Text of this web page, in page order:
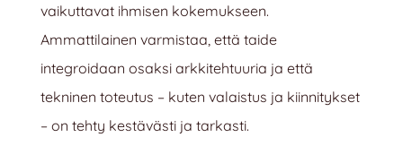
vaikuttavat ihmisen kokemukseen.
Ammattilainen varmistaa, että taide
integroidaan osaksi arkkitehtuuria ja että
tekninen toteutus – kuten valaistus ja kiinnitykset
– on tehty kestävästi ja tarkasti.